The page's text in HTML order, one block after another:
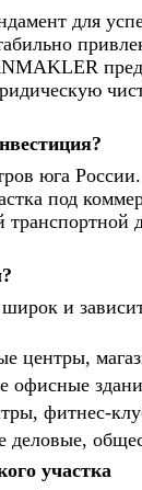
для
юга
под
и
центры,
офисные
фитнес-
деловые,
участка